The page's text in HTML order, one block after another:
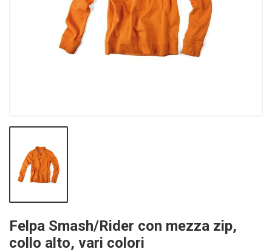
Felpa Smash/Rider con mezza zip,
collo alto, vari colori